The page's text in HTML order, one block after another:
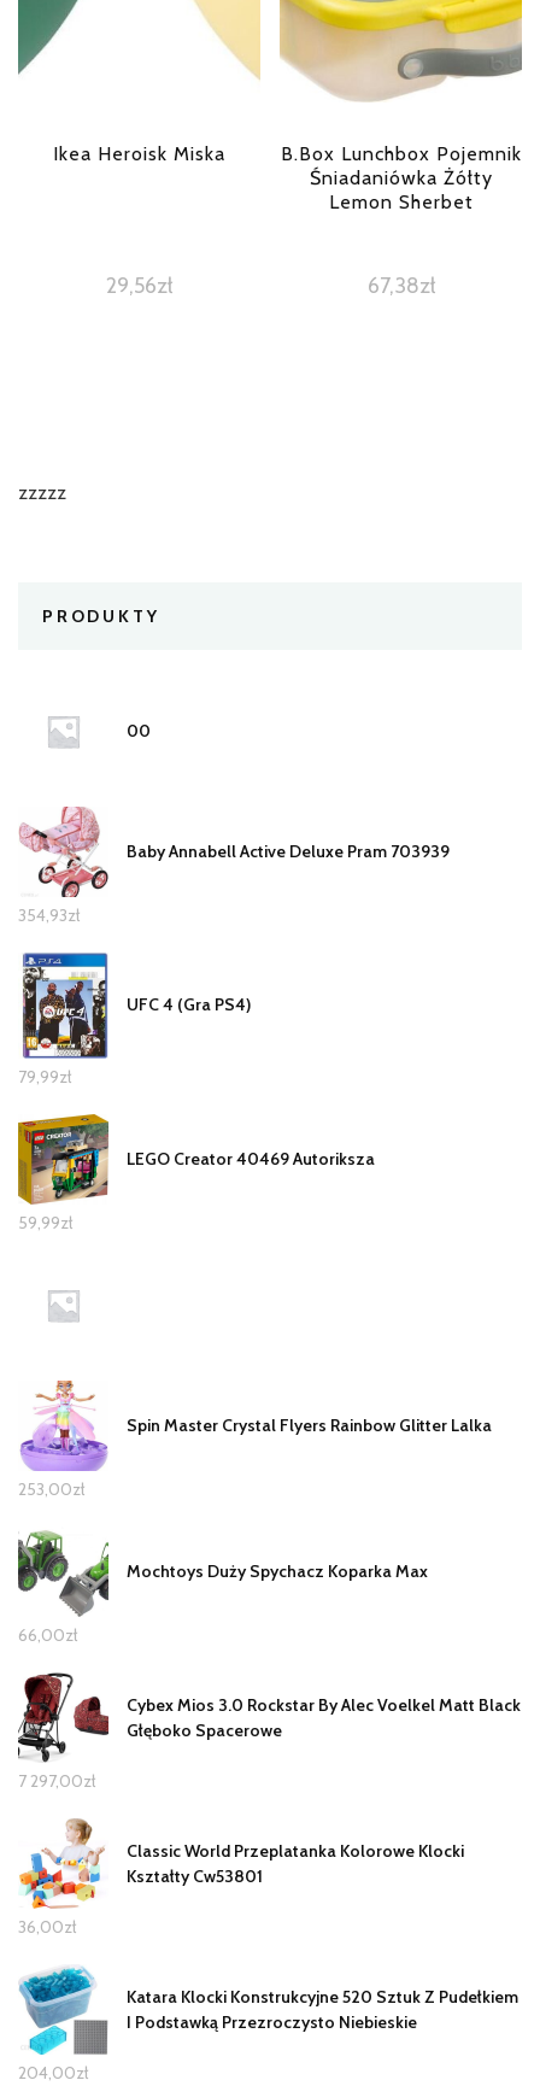
Ikea Heroisk Miska
29,56zł
B.Box Lunchbox Pojemnik
Śniadaniówka Żółty
Lemon Sherbet
67,38zł
zzzzz
PRODUKTY
00
Baby Annabell Active Deluxe Pram 703939
354,93zł
UFC 4 (Gra PS4)
79,99zł
LEGO Creator 40469 Autoriksza
59,99zł
Spin Master Crystal Flyers Rainbow Glitter Lalka
253,00zł
Mochtoys Duży Spychacz Koparka Max
66,00zł
Cybex Mios 3.0 Rockstar By Alec Voelkel Matt Black
Głęboko Spacerowe
7 297,00zł
Classic World Przeplatanka Kolorowe Klocki
Kształty Cw53801
36,00zł
Katara Klocki Konstrukcyjne 520 Sztuk Z Pudełkiem
I Podstawką Przezroczysto Niebieskie
204,00zł